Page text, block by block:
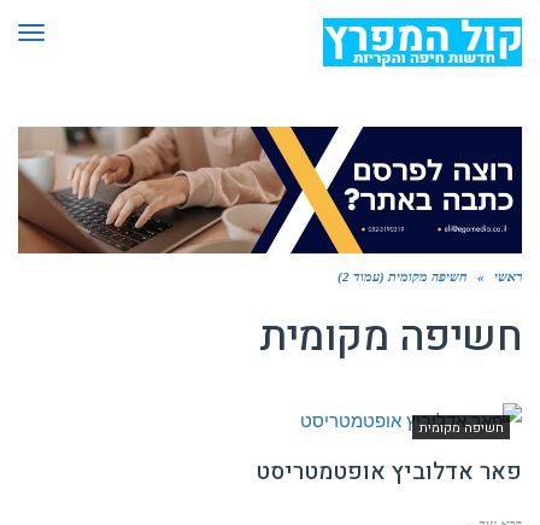
ראשי » חשיפה מקומית (עמוד 2)
חשיפה מקומית
חשיפה מקומית
פאר אדלוביץ אופטמטריסט